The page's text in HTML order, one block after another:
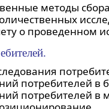
методы
о проведенном
потребителей в
потребителей